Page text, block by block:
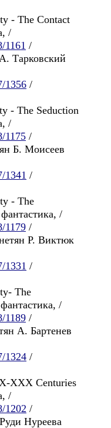
- The Contact
/
1161 /
Тарковский
1356 /
- The Seduction
/
1175 /
Б. Моисеев
1341 /
- The
/
1179 /
Р. Виктюк
1331 /
The
/
1189 /
А. Бартенев
1324 /
XXX Centuries
/
1202 /
Нуреева